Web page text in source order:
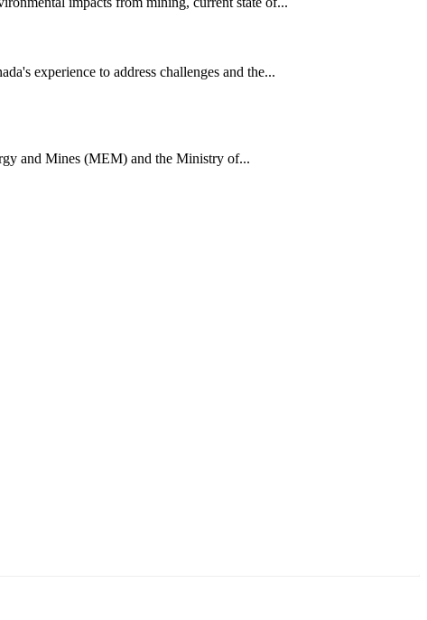
experience to address challenges and the...
and Mines (MEM) and the Ministry of...